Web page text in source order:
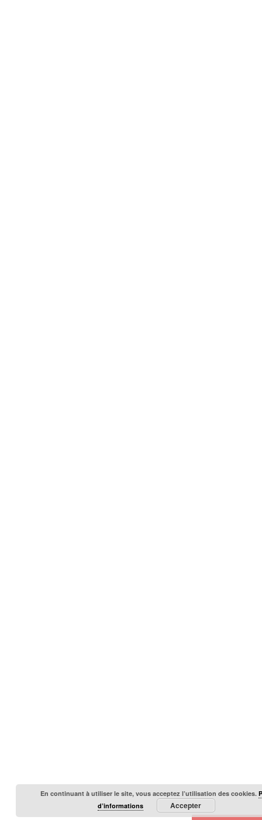
En continuant à utiliser le site, vous acceptez l’utilisation des cookies.
d’informations
Accepter